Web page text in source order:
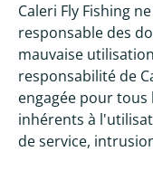
Caleri Fly Fishing
responsable des
mauvaise
responsabilité de
engagée pour
inhérents à
de service,